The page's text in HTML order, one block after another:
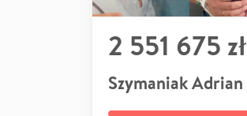
2 551 675 zł